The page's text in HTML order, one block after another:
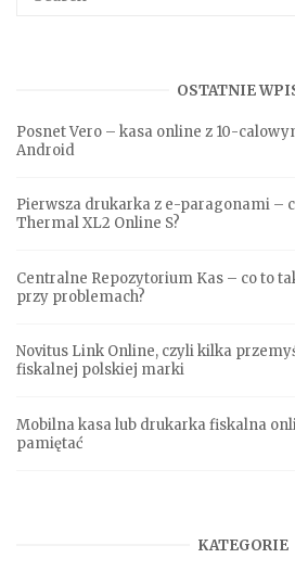
OSTATNIE
Posnet Vero – kasa online z 10-
Android
Pierwsza drukarka z e-paragonami –
Thermal XL2 Online S?
Centralne Repozytorium Kas – co to
przy problemach?
Novitus Link Online, czyli kilka
fiskalnej polskiej marki
Mobilna kasa lub drukarka fiskalna
pamiętać
KATEGORIE